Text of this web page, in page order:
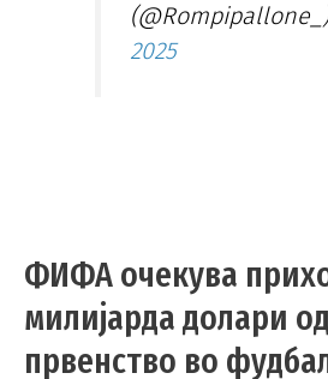
2025
ФИФА очекува
милијарда долари
првенство во